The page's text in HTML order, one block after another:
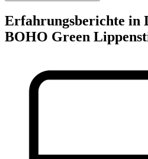
Erfahrungsberichte in
BOHO Green